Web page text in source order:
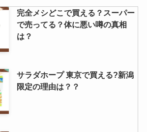
完全メシどこで買える？スーパー
で売ってる？体に悪い噂の真相
は？
サラダホープ 東京で買える?新潟
限定の理由は？？